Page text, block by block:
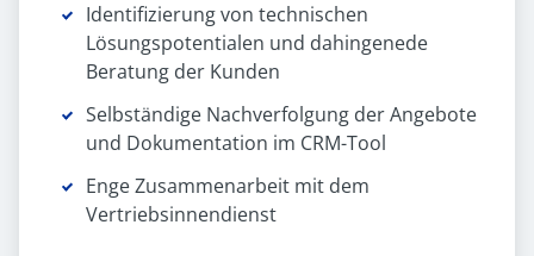
Identifizierung von technischen
Lösungspotentialen und dahingenede
Beratung der Kunden
Selbständige Nachverfolgung der Angebote
und Dokumentation im CRM-Tool
Enge Zusammenarbeit mit dem
Vertriebsinnendienst